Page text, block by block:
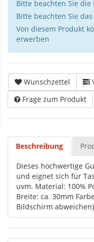
Bitte beachten Sie
Bitte beachten Sie
Von diesem Produkt
erwerben
Wunschzettel
Frage zum Produkt
Beschreibung
Dieses hochwertige
und eignet sich für
uvm. Material: 100%
Breite: ca. 30mm
Bildschirm abweichen)